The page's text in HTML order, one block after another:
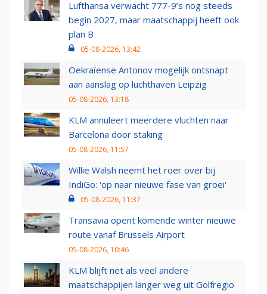
Lufthansa verwacht 777-9’s nog steeds
begin 2027, maar maatschappij heeft ook
plan B
05-08-2026, 13:42
Oekraïense Antonov mogelijk ontsnapt
aan aanslag op luchthaven Leipzig
05-08-2026, 13:18
KLM annuleert meerdere vluchten naar
Barcelona door staking
05-08-2026, 11:57
Willie Walsh neemt het roer over bij
IndiGo: 'op naar nieuwe fase van groei'
05-08-2026, 11:37
Transavia opent komende winter nieuwe
route vanaf Brussels Airport
05-08-2026, 10:46
KLM blijft net als veel andere
maatschappijen langer weg uit Golfregio